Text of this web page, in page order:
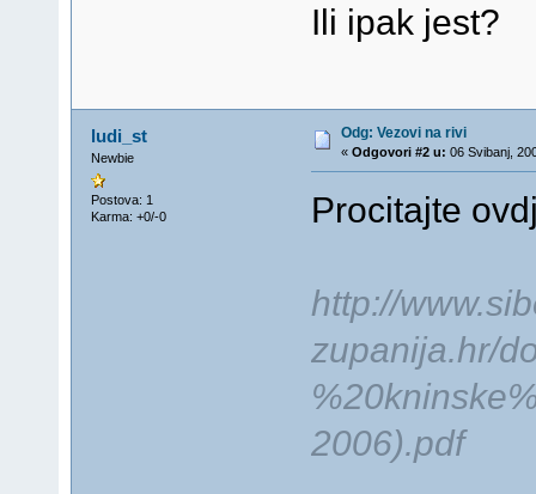
Ili ipak jest?
ludi_st
Newbie
Postova: 1
Karma: +0/-0
Odg: Vezovi na rivi
« Odgovori #2 u: 06 Svibanj,
Procitajte
http://
zupanija.hr/
2006).pdf